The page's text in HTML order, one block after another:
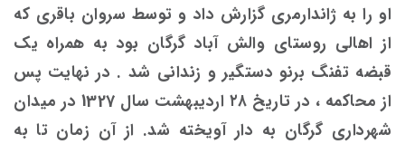
او را به ژاندارمری گزارش داد و توسط سروان باقری که
از اهالی روستای والش آباد گرگان بود به همراه یک
قبضه تفنگ برنو دستگیر و زندانی شد . در نهایت پس
از محاکمه ، در تاریخ ۲۸ اردیبهشت سال 1327 در میدان
شهرداری گرگان به دار آویخته شد. از آن زمان تا به